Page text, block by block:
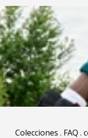
Colecciones . FAQ .